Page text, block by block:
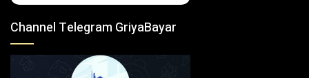
Channel Telegram GriyaBayar